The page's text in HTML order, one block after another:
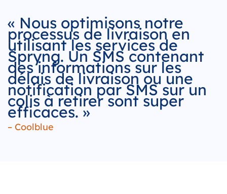
« Nous optimisons notre
processus de livraison en
utilisant les services de
Spryng. Un SMS contenant
des informations sur les
délais de livraison ou une
notification par SMS sur un
colis à retirer sont super
efficaces. »
– Coolblue